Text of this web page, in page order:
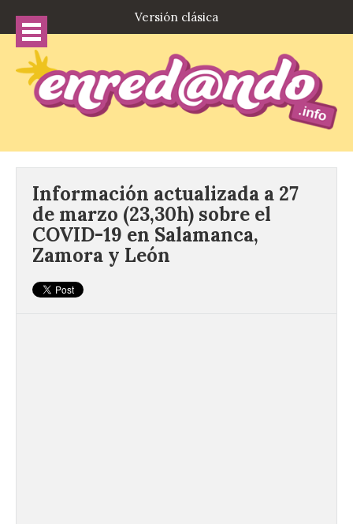
Versión clásica
Información actualizada a 27
de marzo (23,30h) sobre el
COVID-19 en Salamanca,
Zamora y León